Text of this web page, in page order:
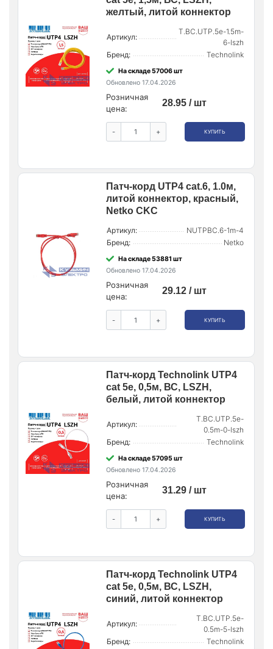
желтый, литой коннектор
Артикул:
T.BC.UTP.5e-1.5m-
6-lszh
Бренд:
Technolink
На складе 57006 шт
Обновлено 17.04.2026
Розничная
цена:
28.95 / шт
- + КУПИТЬ
Патч-корд UTP4 cat.6, 1.0м,
литой коннектор, красный,
Netko CKC
Артикул:
NUTPBC.6-1m-4
Бренд:
Netko
На складе 53881 шт
Обновлено 17.04.2026
Розничная
цена:
29.12 / шт
- + КУПИТЬ
Патч-корд Technolink UTP4
cat 5e, 0,5м, ВС, LSZH,
белый, литой коннектор
Артикул:
T.BC.UTP.5e-
0.5m-0-lszh
Бренд:
Technolink
На складе 57095 шт
Обновлено 17.04.2026
Розничная
цена:
31.29 / шт
- + КУПИТЬ
Патч-корд Technolink UTP4
cat 5e, 0,5м, ВС, LSZH,
синий, литой коннектор
Артикул:
T.BC.UTP.5e-
0.5m-5-lszh
Бренд:
Technolink